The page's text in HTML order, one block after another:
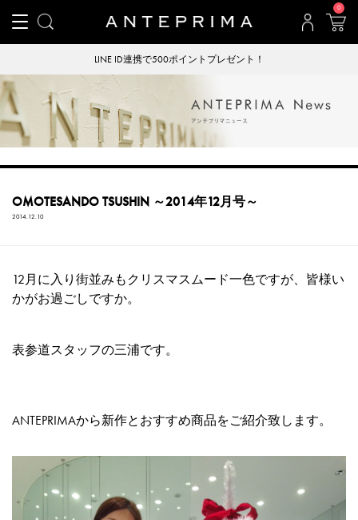
0
LINE ID連携で500ポイントプレゼント！
OMOTESANDO TSUSHIN ～2014年12月号～
2014.12.10
12月に入り街並みもクリスマスムード一色ですが、皆様い
かがお過ごしですか。
表参道スタッフの三浦です。
ANTEPRIMAから新作とおすすめ商品をご紹介致します。